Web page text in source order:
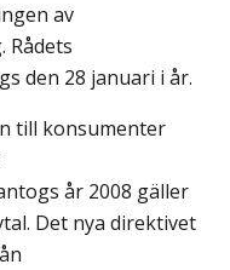
av
Rådets
den 28 januari i år.
till konsumenter
år 2008 gäller
Det nya direktivet